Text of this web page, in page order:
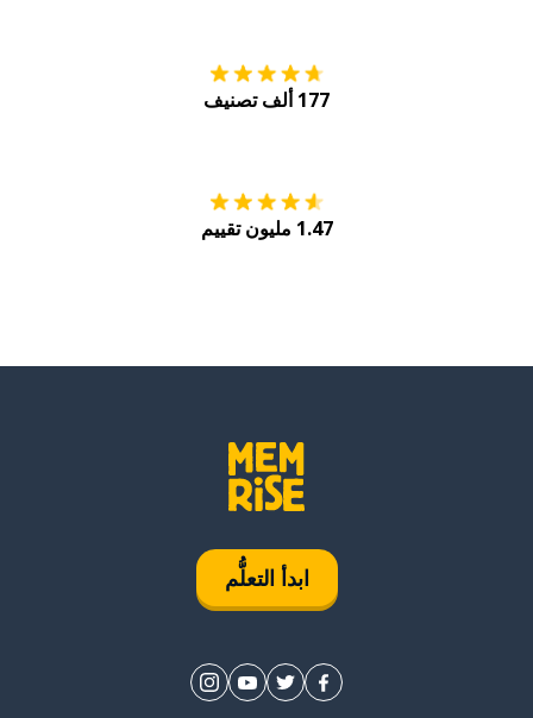
177 ألف تصنيف
1.47 مليون تقييم
ابدأ التعلُّم